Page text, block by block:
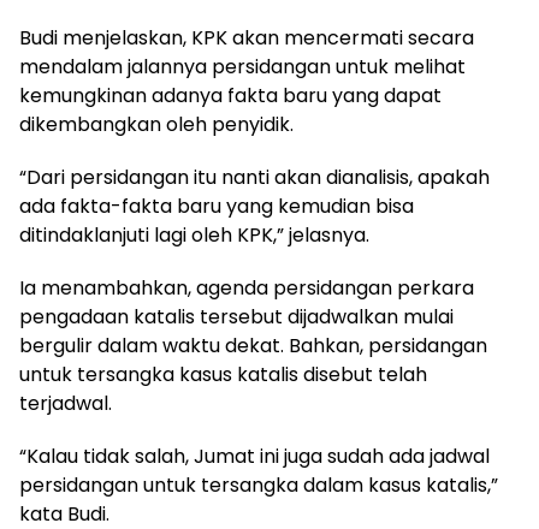
Budi menjelaskan, KPK akan mencermati secara
mendalam jalannya persidangan untuk melihat
kemungkinan adanya fakta baru yang dapat
dikembangkan oleh penyidik.
“Dari persidangan itu nanti akan dianalisis, apakah
ada fakta-fakta baru yang kemudian bisa
ditindaklanjuti lagi oleh KPK,” jelasnya.
Ia menambahkan, agenda persidangan perkara
pengadaan katalis tersebut dijadwalkan mulai
bergulir dalam waktu dekat. Bahkan, persidangan
untuk tersangka kasus katalis disebut telah
terjadwal.
“Kalau tidak salah, Jumat ini juga sudah ada jadwal
persidangan untuk tersangka dalam kasus katalis,”
kata Budi.